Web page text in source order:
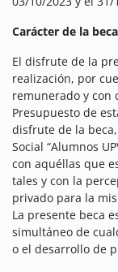
Carácter de la beca
El disfrute de la
realización, por
remunerado y con
Presupuesto de
disfrute de la
Social “Alumnos
con aquéllas que
tales y con la
privado para la
La presente beca
simultáneo de
o el desarrollo de